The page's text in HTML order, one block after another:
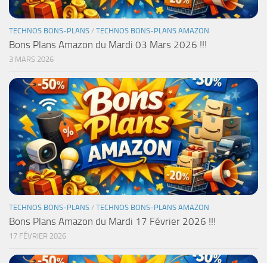
TECHNOS BONS-PLANS / TECHNOS BONS-PLANS AMAZON
Bons Plans Amazon du Mardi 03 Mars 2026 !!!
3 MARS 2026
TECHNOS BONS-PLANS / TECHNOS BONS-PLANS AMAZON
Bons Plans Amazon du Mardi 17 Février 2026 !!!
17 FÉVRIER 2026